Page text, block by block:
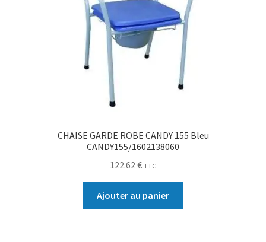
CHAISE GARDE ROBE CANDY 155 Bleu
CANDY155/1602138060
122.62 € TTC
Ajouter au panier